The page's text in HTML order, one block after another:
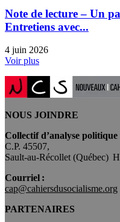
Note de lecture – Un
Entretiens avec...
4 juin 2026
Voir plus
NOUS JOINDRE
Collectif d’analyse politique
C.P. 45507,
Sault-au-Récollet (Québec)
Courriel :
cap@cahiersdusocialisme.org
PARTENAIRES